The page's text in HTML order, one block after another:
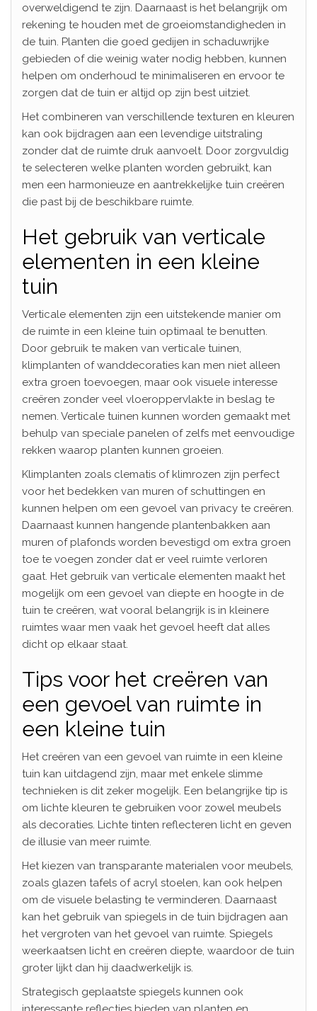
overweldigend te zijn. Daarnaast is het belangrijk om
rekening te houden met de groeiomstandigheden in
de tuin. Planten die goed gedijen in schaduwrijke
gebieden of die weinig water nodig hebben, kunnen
helpen om onderhoud te minimaliseren en ervoor te
zorgen dat de tuin er altijd op zijn best uitziet.
Het combineren van verschillende texturen en kleuren
kan ook bijdragen aan een levendige uitstraling
zonder dat de ruimte druk aanvoelt. Door zorgvuldig
te selecteren welke planten worden gebruikt, kan
men een harmonieuze en aantrekkelijke tuin creëren
die past bij de beschikbare ruimte.
Het gebruik van verticale
elementen in een kleine
tuin
Verticale elementen zijn een uitstekende manier om
de ruimte in een kleine tuin optimaal te benutten.
Door gebruik te maken van verticale tuinen,
klimplanten of wanddecoraties kan men niet alleen
extra groen toevoegen, maar ook visuele interesse
creëren zonder veel vloeroppervlakte in beslag te
nemen. Verticale tuinen kunnen worden gemaakt met
behulp van speciale panelen of zelfs met eenvoudige
rekken waarop planten kunnen groeien.
Klimplanten zoals clematis of klimrozen zijn perfect
voor het bedekken van muren of schuttingen en
kunnen helpen om een gevoel van privacy te creëren.
Daarnaast kunnen hangende plantenbakken aan
muren of plafonds worden bevestigd om extra groen
toe te voegen zonder dat er veel ruimte verloren
gaat. Het gebruik van verticale elementen maakt het
mogelijk om een gevoel van diepte en hoogte in de
tuin te creëren, wat vooral belangrijk is in kleinere
ruimtes waar men vaak het gevoel heeft dat alles
dicht op elkaar staat.
Tips voor het creëren van
een gevoel van ruimte in
een kleine tuin
Het creëren van een gevoel van ruimte in een kleine
tuin kan uitdagend zijn, maar met enkele slimme
technieken is dit zeker mogelijk. Een belangrijke tip is
om lichte kleuren te gebruiken voor zowel meubels
als decoraties. Lichte tinten reflecteren licht en geven
de illusie van meer ruimte.
Het kiezen van transparante materialen voor meubels,
zoals glazen tafels of acryl stoelen, kan ook helpen
om de visuele belasting te verminderen. Daarnaast
kan het gebruik van spiegels in de tuin bijdragen aan
het vergroten van het gevoel van ruimte. Spiegels
weerkaatsen licht en creëren diepte, waardoor de tuin
groter lijkt dan hij daadwerkelijk is.
Strategisch geplaatste spiegels kunnen ook